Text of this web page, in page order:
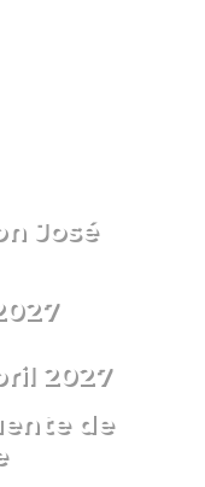
José
2027
de